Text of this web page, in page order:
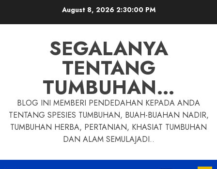
August 8, 2026 2:30:00 PM
SEGALANYA
TENTANG
TUMBUHAN…
BLOG INI MEMBERI PENDEDAHAN KEPADA ANDA
TENTANG SPESIES TUMBUHAN, BUAH-BUAHAN NADIR,
TUMBUHAN HERBA, PERTANIAN, KHASIAT TUMBUHAN
DAN ALAM SEMULAJADI..